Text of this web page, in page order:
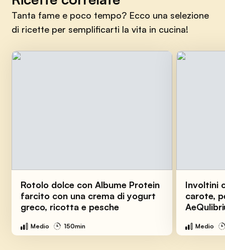
Tanta fame e poco tempo? Ecco una selezione
di ricette per semplificarti la vita in cucina!
Rotolo dolce con Albume Protein
farcito con una crema di yogurt
greco, ricotta e pesche
Medio 150min
Involtini
carote,
Medio